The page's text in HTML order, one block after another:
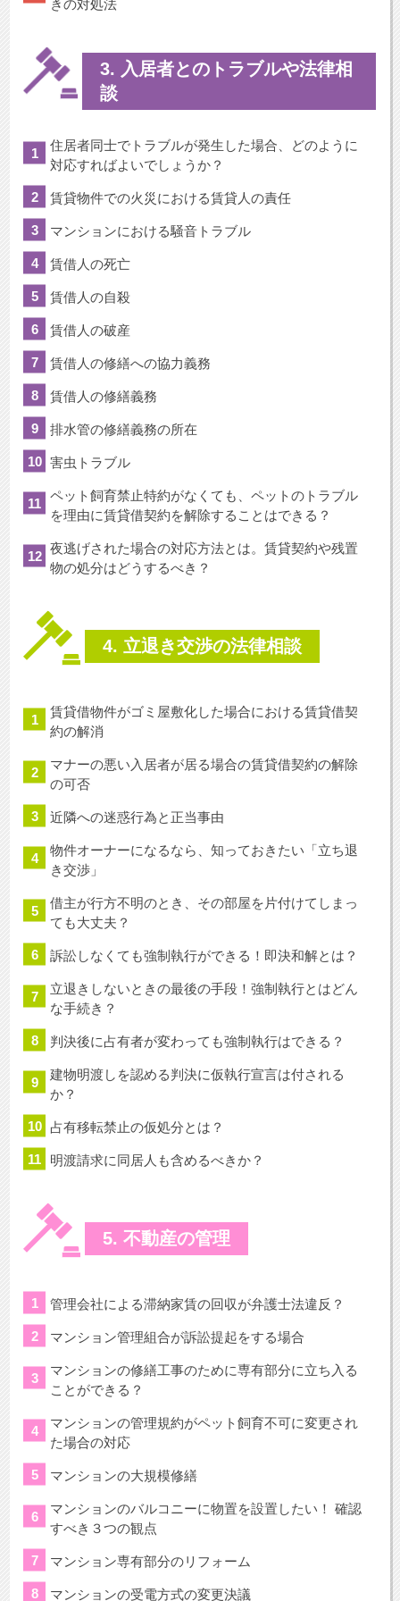
きの対処法
3. 入居者とのトラブルや法律相
談
住居者同士でトラブルが発生した場合、どのように
対応すればよいでしょうか？
賃貸物件での火災における賃貸人の責任
マンションにおける騒音トラブル
賃借人の死亡
賃借人の自殺
賃借人の破産
賃借人の修繕への協力義務
賃借人の修繕義務
排水管の修繕義務の所在
害虫トラブル
ペット飼育禁止特約がなくても、ペットのトラブル
を理由に賃貸借契約を解除することはできる？
夜逃げされた場合の対応方法とは。賃貸契約や残置
物の処分はどうするべき？
4. 立退き交渉の法律相談
賃貸借物件がゴミ屋敷化した場合における賃貸借契
約の解消
マナーの悪い入居者が居る場合の賃貸借契約の解除
の可否
近隣への迷惑行為と正当事由
物件オーナーになるなら、知っておきたい「立ち退
き交渉」
借主が行方不明のとき、その部屋を片付けてしまっ
ても大丈夫？
訴訟しなくても強制執行ができる！即決和解とは？
立退きしないときの最後の手段！強制執行とはどん
な手続き？
判決後に占有者が変わっても強制執行はできる？
建物明渡しを認める判決に仮執行宣言は付される
か？
占有移転禁止の仮処分とは？
明渡請求に同居人も含めるべきか？
5. 不動産の管理
管理会社による滞納家賃の回収が弁護士法違反？
マンション管理組合が訴訟提起をする場合
マンションの修繕工事のために専有部分に立ち入る
ことができる？
マンションの管理規約がペット飼育不可に変更され
た場合の対応
マンションの大規模修繕
マンションのバルコニーに物置を設置したい！ 確認
すべき３つの観点
マンション専有部分のリフォーム
マンションの受電方式の変更決議